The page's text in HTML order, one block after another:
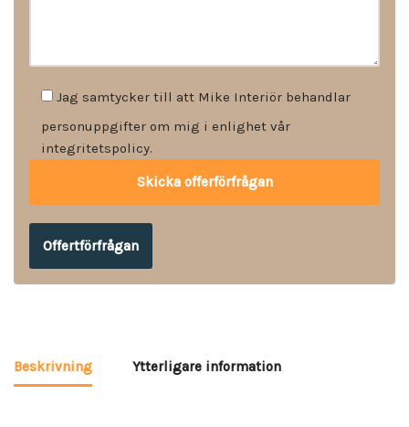
Jag samtycker till att Mike Interiör behandlar
personuppgifter om mig i enlighet vår
integritetspolicy.
Offertförfrågan
Beskrivning Ytterligare information